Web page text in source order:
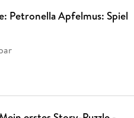
Petronella Apfelmus: Spiel